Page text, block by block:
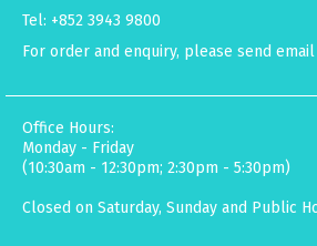
Tel: +852 3943 9800
For order and enquiry, please send
Office Hours:
Monday - Friday
(10:30am - 12:30pm; 2:30pm - 5:30pm)
Closed on Saturday, Sunday and Public